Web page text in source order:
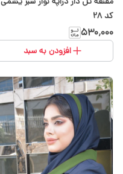
کد 28
۵۳۰٬۰۰۰
افزودن به سبد